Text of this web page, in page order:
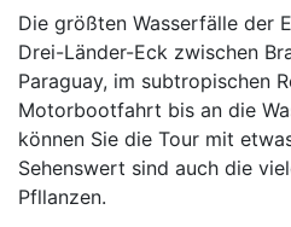
Die größten Wasserfälle der
Drei-Länder-Eck zwischen
Paraguay, im subtropischen
Motorbootfahrt bis an die
können Sie die Tour mit
Sehenswert sind auch die
Pfllanzen.